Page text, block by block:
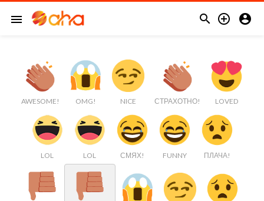
menu   
AWESOME! OMG! NICE СТРАХОТНО! LOVED
LOL LOL СМЯХ! FUNNY ПЛАЧА!